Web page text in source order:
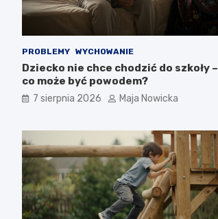
PROBLEMY WYCHOWANIE
Dziecko nie chce chodzić do szkoły –
co może być powodem?
7 sierpnia 2026 Maja Nowicka